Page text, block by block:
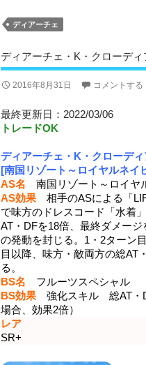
ディアーチェ
ディアーチェ・K・クローデ
2016年8月31日 コメントする
最終更新日：2022/03/06
トレードOK
ディアーチェ・K・クローディ
[南国リゾート～ロイヤルネイ
AS名 南国リゾート～ロイヤ
AS効果 相手のASによる「
で味方のドレスコード「水着
AT・DFを18倍、最終ダメー
の発動を封じる。1・2ターン
目以降、味方・敵両方の総AT
る。
BS名 フルーツスペシャル
BS効果 強化スキル 総AT・
場合、効果2倍）
レア
SR+